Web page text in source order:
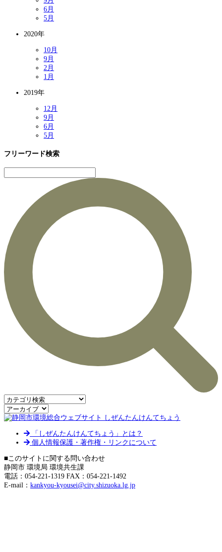
6月
5月
2020年
10月
9月
2月
1月
2019年
12月
9月
6月
5月
フリーワード検索
「しぜんたんけんてちょう」とは？
個人情報保護・著作権・リンクについて
■このサイトに関する問い合わせ
静岡市 環境局 環境共生課
電話：054-221-1319 FAX：054-221-1492
E-mail： kankyou-kyousei@city.shizuoka.lg.jp